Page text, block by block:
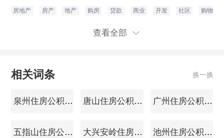
房地产 房产 地产 购房 贷款 商业 开发 社区 购物
查看全部
相关词条 换一换
泉州住房公积金查询 唐山住房公积金查询 广州住房公积金查询
五指山住房公积金查询 大兴安岭住房公积金查询 池州住房公积金查询